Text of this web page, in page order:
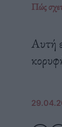
Πώς
Αυτή